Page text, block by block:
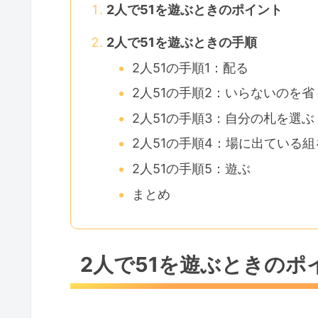
2人で51を遊ぶときのポイント
2人で51を遊ぶときの手順
2人51の手順1：配る
2人51の手順2：いらないのを省
2人51の手順3：自分の札を選ぶ
2人51の手順4：場に出ている組
2人51の手順5：遊ぶ
まとめ
2人で51を遊ぶときのポ